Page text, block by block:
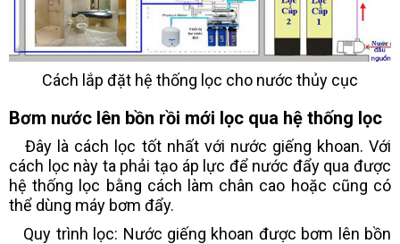
Cách lắp đặt hệ thống lọc cho nước thủy cục
Bơm nước lên bồn rồi mới lọc qua hệ thống lọc
Đây là cách lọc tốt nhất với nước giếng khoan. Với
cách lọc này ta phải tạo áp lực để nước đẩy qua được
hệ thống lọc bằng cách làm chân cao hoặc cũng có
thể dùng máy bơm đẩy.
Quy trình lọc: Nước giếng khoan được bơm lên bồn